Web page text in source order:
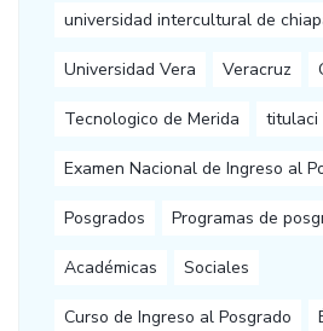
universidad intercultural de
Universidad Vera Veracruz
Tecnologico de Merida titulaci
Examen Nacional de Ingreso al
Posgrados Programas de
Académicas Sociales
Curso de Ingreso al Posgrado